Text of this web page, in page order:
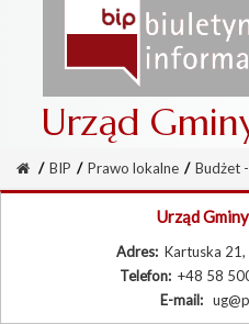
Urząd
/ BIP / Prawo lokalne / Budżet
Urząd
Adres: Kartuska
Telefon: +48 58
E-mail: